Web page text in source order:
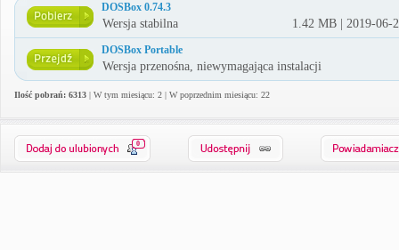
DOSBox 0.74.3
Wersja stabilna 1.42 MB | 2019-06-
DOSBox Portable
Wersja przenośna, niewymagająca instalacji
Ilość pobrań: 6313 | W tym miesiącu: 2 | W poprzednim miesiącu: 22
0